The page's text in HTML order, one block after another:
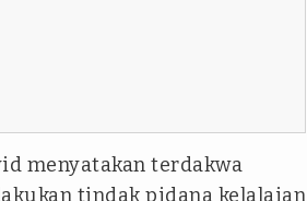
menyatakan terdakwa
tindak pidana kelalaian